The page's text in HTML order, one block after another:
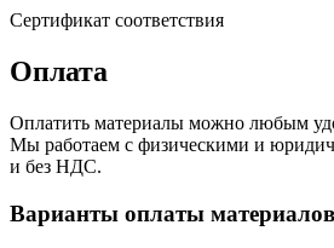
Сертификат соответствия
Оплата
Оплатить материалы можно любым
Мы работаем с физическими и
и без НДС.
Варианты оплаты материалов